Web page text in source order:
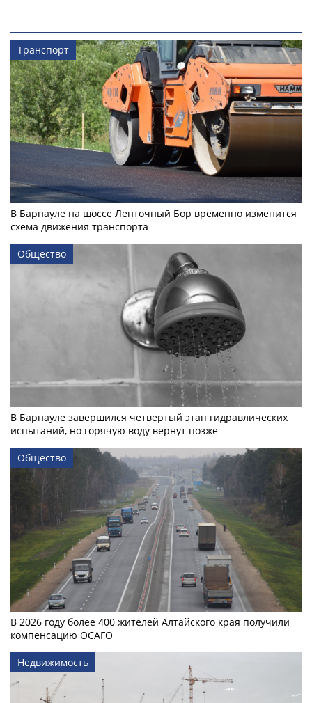
Транспорт
В Барнауле на шоссе Ленточный Бор временно изменится
схема движения транспорта
Общество
В Барнауле завершился четвертый этап гидравлических
испытаний, но горячую воду вернут позже
Общество
В 2026 году более 400 жителей Алтайского края получили
компенсацию ОСАГО
Недвижимость